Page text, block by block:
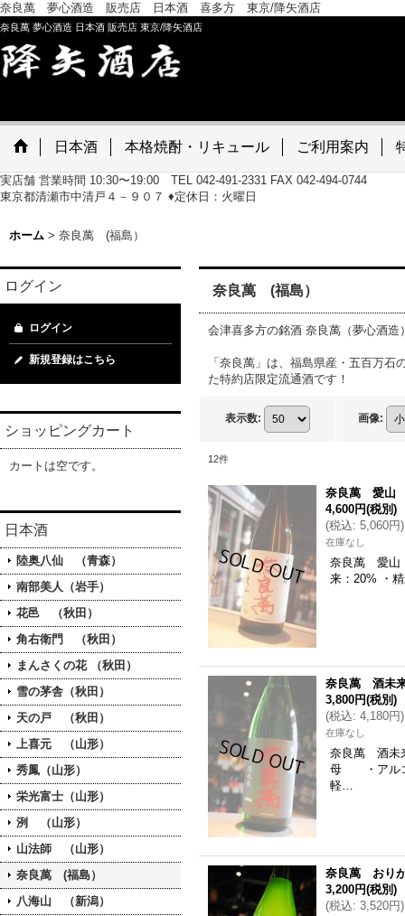
奈良萬 夢心酒造 販売店 日本酒 喜多方 東京/降矢酒店
奈良萬 夢心酒造 日本酒 販売店 東京/降矢酒店
日本酒 本格焼酎・リキュール ご利用案内
実店舗 営業時間 10:30〜19:00 TEL 042-491-2331 FAX 042-494-0744
東京都清瀬市中清戸４－９０７ ♦定休日：火曜日
ホーム > 奈良萬 (福島）
ログイン
ログイン
新規登録はこちら
ショッピングカート
カートは空です。
日本酒
陸奥八仙 （青森）
南部美人（岩手）
花邑 （秋田）
角右衛門 （秋田）
まんさくの花 （秋田）
雪の茅舎（秋田）
天の戸 （秋田）
上喜元 （山形）
秀鳳（山形）
栄光富士（山形）
洌 （山形）
山法師 （山形）
奈良萬 (福島）
八海山 （新潟）
奈良萬 (福島）
会津喜多方の銘酒 奈良萬（夢心酒造
「奈良萬」は、福島県産・五百万
た特約店限定流通酒です！
表示数: 画像:
12件
奈良萬 愛山
4,600円(税別)
(税込: 5,060円)
在庫なし
奈良萬 愛山
来：20% ・
奈良萬 酒未
3,800円(税別)
(税込: 4,180円)
在庫なし
奈良萬 酒未
母 ・アルコ
軽…
奈良萬 おり
3,200円(税別)
(税込: 3,520円)